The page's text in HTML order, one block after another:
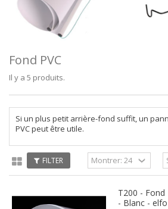
Fond PVC
Il y a 5 produits.
Si un plus petit arrière-fond suffit, un
PVC peut être utile.
FILTER
T200 - Fond
- Blanc - elfo